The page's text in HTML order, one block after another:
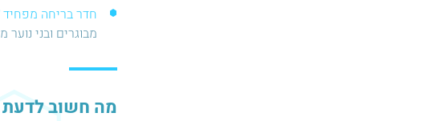
חדר בריחה
מבוגרים ובני נוער
מה חשוב לדעת